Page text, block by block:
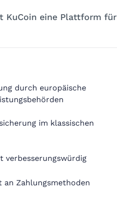
KuCoin eine Plattform für
durch europäische
im klassischen
verbesserungswürdig
an Zahlungsmethoden